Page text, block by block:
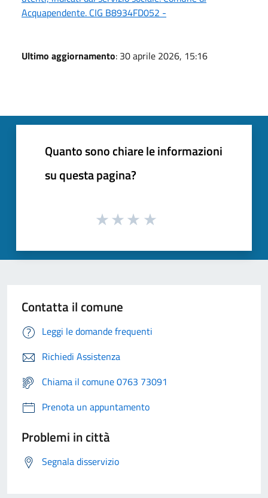
Acquapendente. CIG B8934FD052 -
Ultimo aggiornamento: 30 aprile 2026, 15:16
Quanto sono chiare le informazioni
su questa pagina?
Contatta il comune
Leggi le domande frequenti
Richiedi Assistenza
Chiama il comune 0763 73091
Prenota un appuntamento
Problemi in città
Segnala disservizio